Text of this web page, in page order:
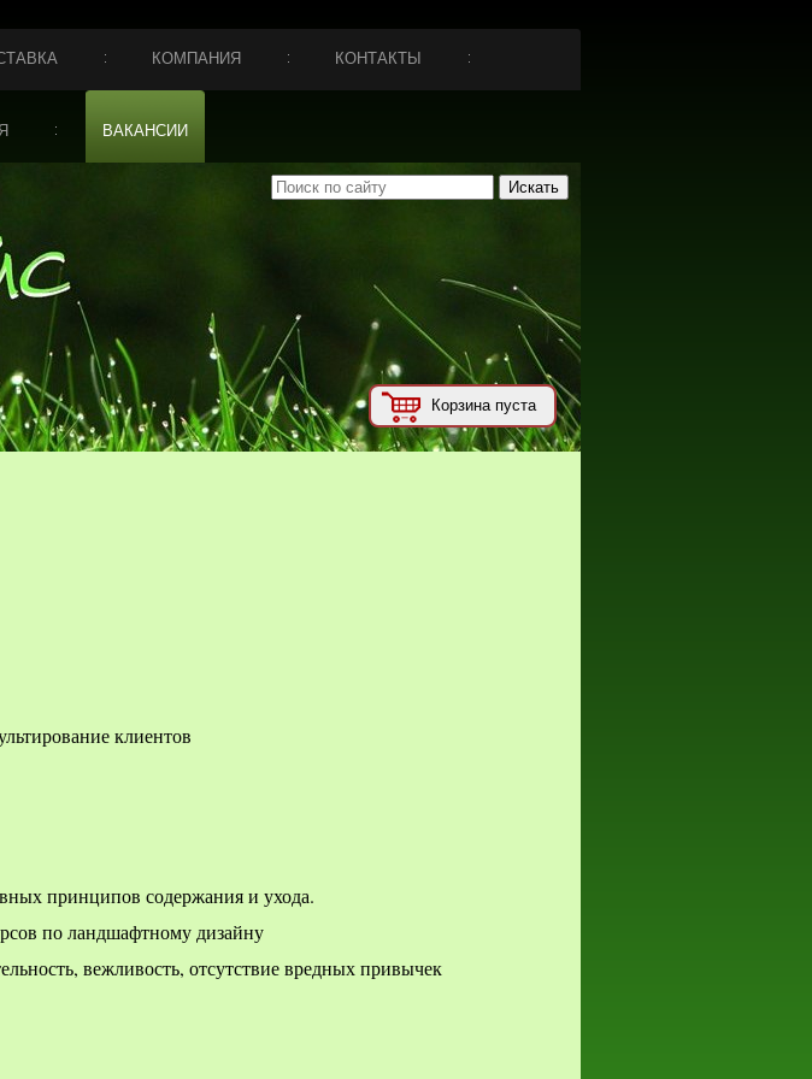
КОМПАНИЯ КОНТАКТЫ
ВАКАНСИИ
Корзина пуста
клиентов
принципов содержания и ухода.
по ландшафтному дизайну
вежливость, отсутствие вредных привычек